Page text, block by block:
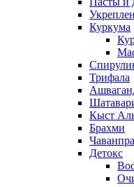
Куркума
Трифала
Кыст
Брахми
Детокс